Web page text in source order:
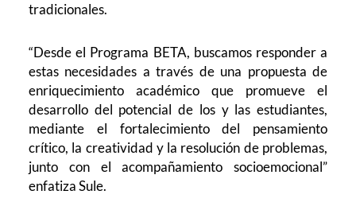
tradicionales.
“Desde el Programa BETA, buscamos responder a
estas necesidades a través de una propuesta de
enriquecimiento académico que promueve el
desarrollo del potencial de los y las estudiantes,
mediante el fortalecimiento del pensamiento
crítico, la creatividad y la resolución de problemas,
junto con el acompañamiento socioemocional”
enfatiza Sule.